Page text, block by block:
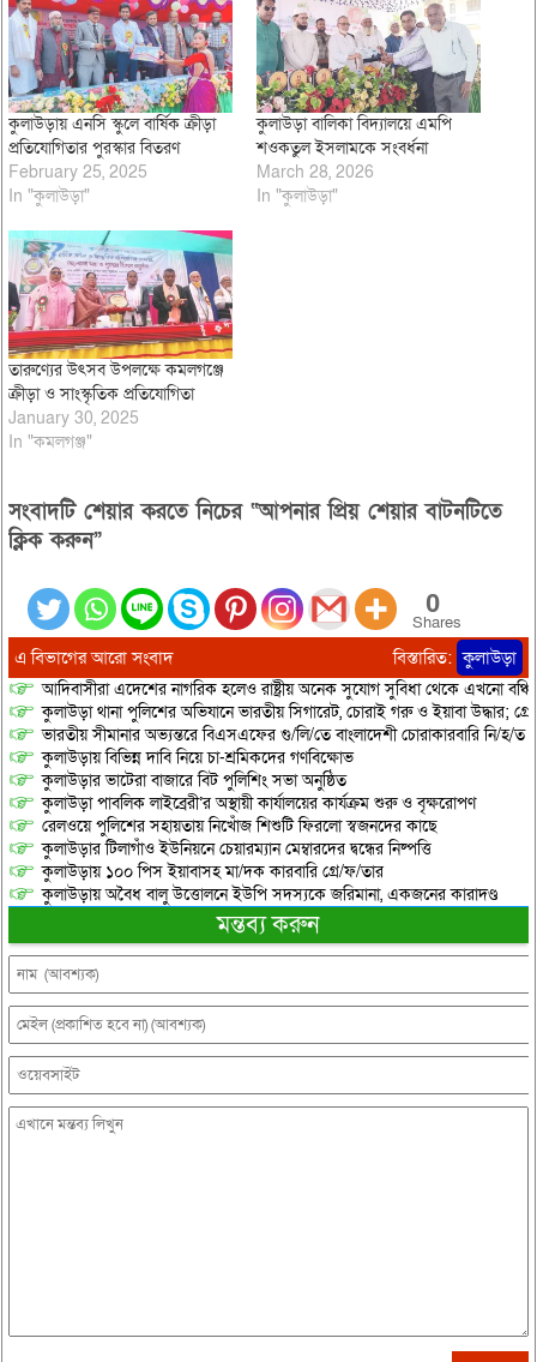
কুলাউড়ায় এনসি স্কুলে বার্ষিক ক্রীড়া
প্রতিযোগিতার পুরস্কার বিতরণ
February 25, 2025
In "কুলাউড়া"
কুলাউড়া বালিকা বিদ্যালয়ে এমপি
শওকতুল ইসলামকে সংবর্ধনা
March 28, 2026
In "কুলাউড়া"
তারুণ্যের উৎসব উপলক্ষে কমলগঞ্জে
ক্রীড়া ও সাংস্কৃতিক প্রতিযোগিতা
January 30, 2025
In "কমলগঞ্জ"
সংবাদটি শেয়ার করতে নিচের “আপনার প্রিয় শেয়ার বাটনটিতে
ক্লিক করুন”
0
Shares
এ বিভাগের আরো সংবাদ বিস্তারিত: কুলাউড়া
আদিবাসীরা এদেশের নাগরিক হলেও রাষ্ট্রীয় অনেক সুযোগ সুবিধা থেকে এখনো
কুলাউড়া থানা পুলিশের অভিযানে ভারতীয় সিগারেট, চোরাই গরু ও ইয়াবা উদ্ধার;
ভারতীয় সীমানার অভ্যন্তরে বিএসএফের গু/লি/তে বাংলাদেশী চোরাকারবারি নি/হ/ত
কুলাউড়ায় বিভিন্ন দাবি নিয়ে চা-শ্রমিকদের গণবিক্ষোভ
কুলাউড়ার ভাটেরা বাজারে বিট পুলিশিং সভা অনুষ্ঠিত
কুলাউড়া পাবলিক লাইব্রেরী’র অস্থায়ী কার্যালয়ের কার্যক্রম শুরু ও বৃক্ষরোপণ
রেলওয়ে পুলিশের সহায়তায় নিখোঁজ শিশুটি ফিরলো স্বজনদের কাছে
কুলাউড়ার টিলাগাঁও ইউনিয়নে চেয়ারম্যান মেম্বারদের দ্বন্ধের নিষ্পত্তি
কুলাউড়ায় ১০০ পিস ইয়াবাসহ মা/দক কারবারি গ্রে/ফ/তার
কুলাউড়ায় অবৈধ বালু উত্তোলনে ইউপি সদস্যকে জরিমানা, একজনের কারাদণ্ড
মন্তব্য করুন